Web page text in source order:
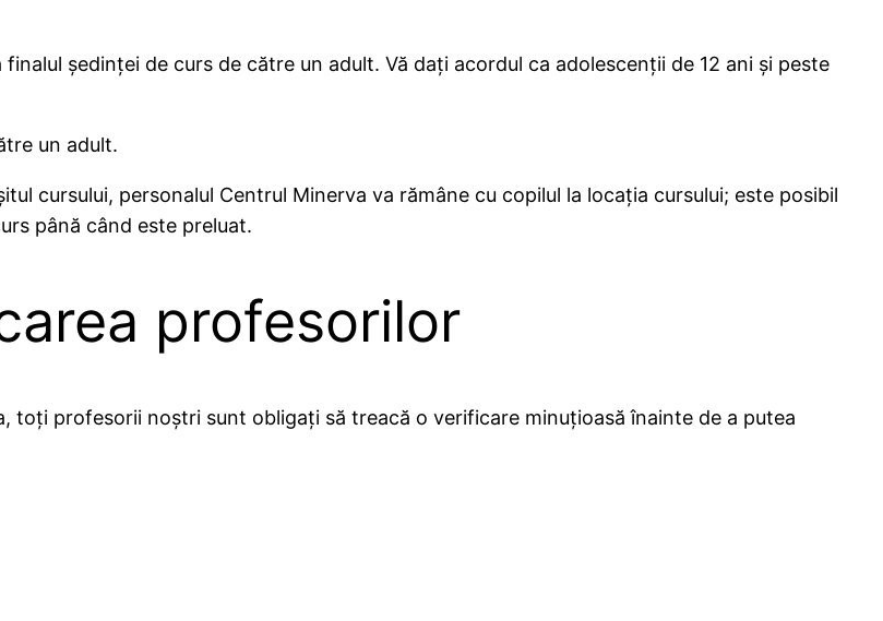
ședinței de curs de către un adult. Vă dați acordul ca adolescenții de 12 ani și peste
un adult.
cursului, personalul Centrul Minerva va rămâne cu copilul la locația cursului; este posibil
până când este preluat.
profesorilor
toți profesorii noștri sunt obligați să treacă o verificare minuțioasă înainte de a putea